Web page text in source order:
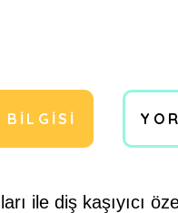
BILGISI
ile diş kaşıyıcı